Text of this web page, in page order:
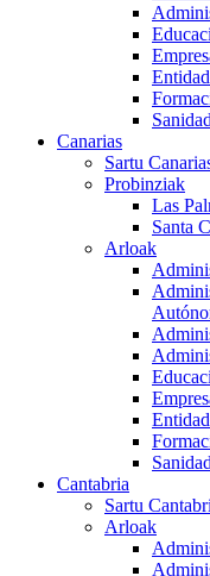
Sanidad
Canarias
Sartu
Probinziak
Las
Santa
Arloak
Sanidad
Cantabria
Sartu
Arloak